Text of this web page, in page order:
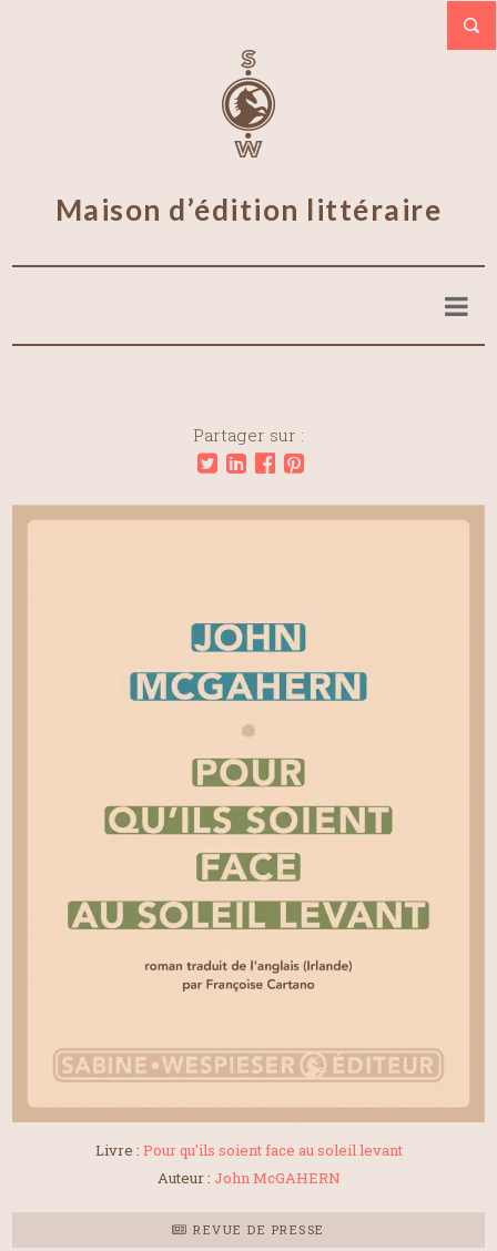
Maison d’édition littéraire
Partager sur :
Livre : Pour qu'ils soient face au soleil levant
Auteur : John McGAHERN
REVUE DE PRESSE